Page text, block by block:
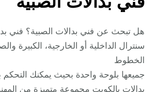
هل تبحث عن فني بدالات الصبية؟ فني
سنترال الداخلية أو الخارجية، الكبيرة
الخطوط
جميعها بلوحة واحدة بحيث يمكنك
بدالات بالكويت مجموعة متميزة من